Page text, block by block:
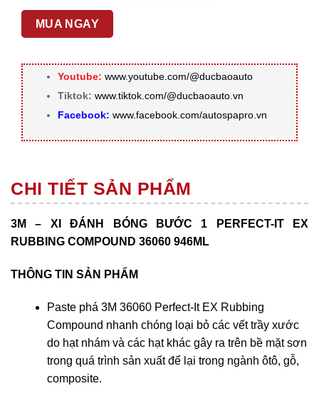
MUA NGAY
Youtube: www.youtube.com/@ducbaoauto
Tiktok: www.tiktok.com/@ducbaoauto.vn
Facebook: www.facebook.com/autospapro.vn
CHI TIẾT SẢN PHẨM
3M – XI ĐÁNH BÓNG BƯỚC 1 PERFECT-IT EX
RUBBING COMPOUND 36060 946ML
THÔNG TIN SẢN PHẨM
Paste phá 3M 36060 Perfect-It EX Rubbing
Compound nhanh chóng loại bỏ các vết trầy xước
do hạt nhám và các hạt khác gây ra trên bề mặt sơn
trong quá trình sản xuất để lại trong ngành ôtô, gỗ,
composite.